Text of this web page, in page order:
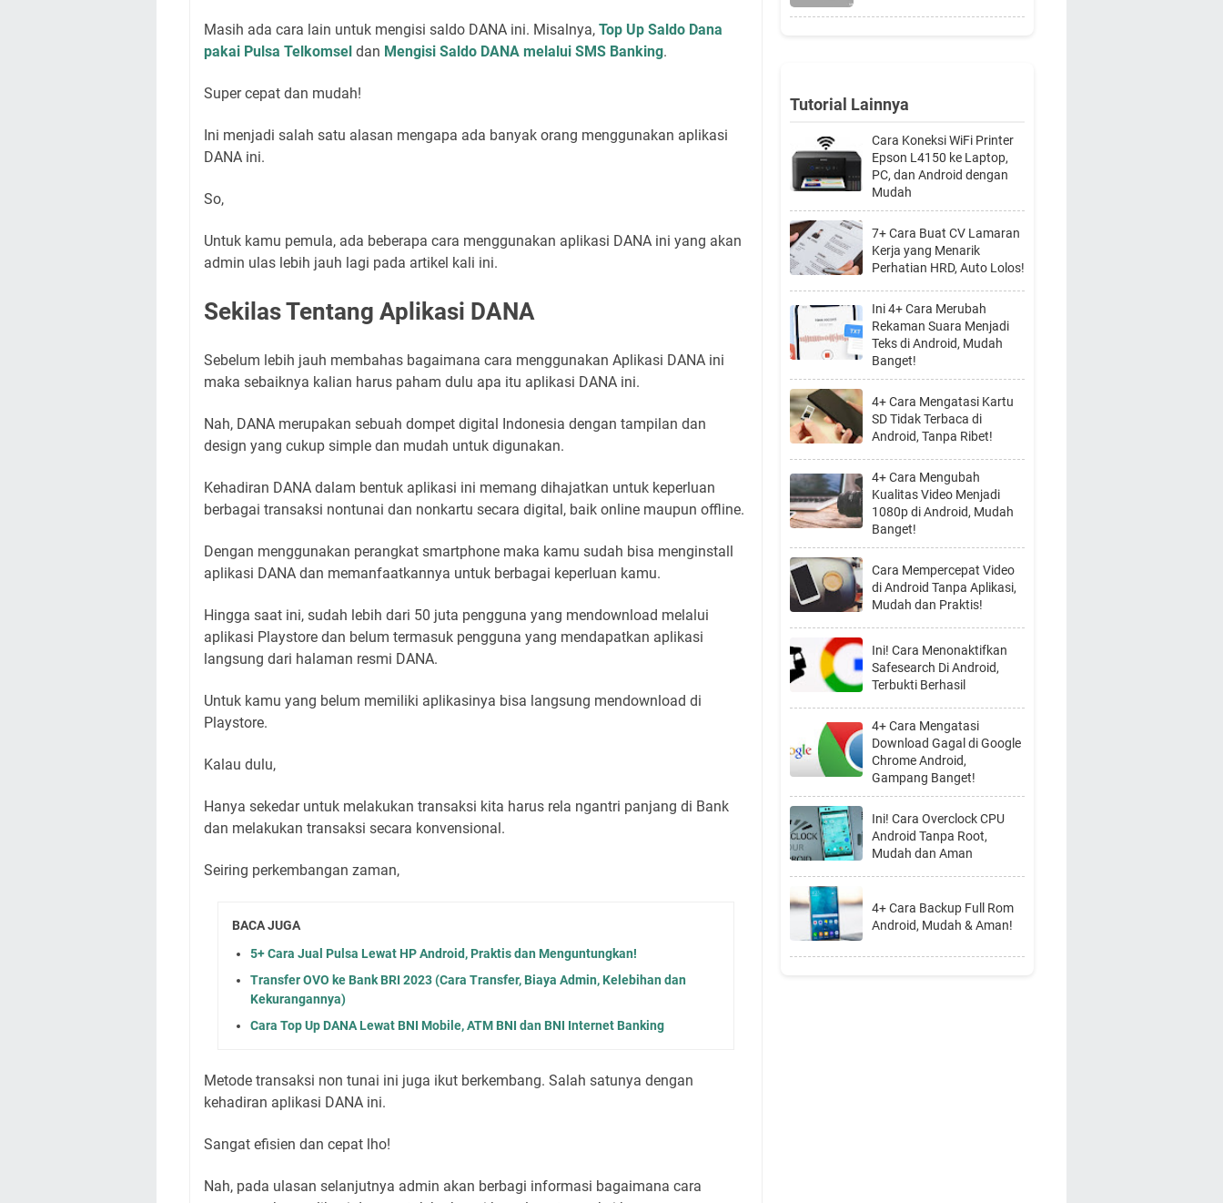
Masih ada cara lain untuk mengisi saldo DANA ini. Misalnya, Top Up Saldo Dana
pakai Pulsa Telkomsel dan Mengisi Saldo DANA melalui SMS Banking.
Super cepat dan mudah!
Ini menjadi salah satu alasan mengapa ada banyak orang menggunakan aplikasi
DANA ini.
So,
Untuk kamu pemula, ada beberapa cara menggunakan aplikasi DANA ini yang akan
admin ulas lebih jauh lagi pada artikel kali ini.
Sekilas Tentang Aplikasi DANA
Sebelum lebih jauh membahas bagaimana cara menggunakan Aplikasi DANA ini
maka sebaiknya kalian harus paham dulu apa itu aplikasi DANA ini.
Nah, DANA merupakan sebuah dompet digital Indonesia dengan tampilan dan
design yang cukup simple dan mudah untuk digunakan.
Kehadiran DANA dalam bentuk aplikasi ini memang dihajatkan untuk keperluan
berbagai transaksi nontunai dan nonkartu secara digital, baik online maupun offline.
Dengan menggunakan perangkat smartphone maka kamu sudah bisa menginstall
aplikasi DANA dan memanfaatkannya untuk berbagai keperluan kamu.
Hingga saat ini, sudah lebih dari 50 juta pengguna yang mendownload melalui
aplikasi Playstore dan belum termasuk pengguna yang mendapatkan aplikasi
langsung dari halaman resmi DANA.
Untuk kamu yang belum memiliki aplikasinya bisa langsung mendownload di
Playstore.
Kalau dulu,
Hanya sekedar untuk melakukan transaksi kita harus rela ngantri panjang di Bank
dan melakukan transaksi secara konvensional.
Seiring perkembangan zaman,
BACA JUGA
5+ Cara Jual Pulsa Lewat HP Android, Praktis dan Menguntungkan!
Transfer OVO ke Bank BRI 2023 (Cara Transfer, Biaya Admin, Kelebihan dan
Kekurangannya)
Cara Top Up DANA Lewat BNI Mobile, ATM BNI dan BNI Internet Banking
Metode transaksi non tunai ini juga ikut berkembang. Salah satunya dengan
kehadiran aplikasi DANA ini.
Sangat efisien dan cepat lho!
Nah, pada ulasan selanjutnya admin akan berbagi informasi bagaimana cara
Tutorial Lainnya
Cara Koneksi WiFi Printer
Epson L4150 ke Laptop,
PC, dan Android dengan
Mudah
7+ Cara Buat CV Lamaran
Kerja yang Menarik
Perhatian HRD, Auto Lolos!
Ini 4+ Cara Merubah
Rekaman Suara Menjadi
Teks di Android, Mudah
Banget!
4+ Cara Mengatasi Kartu
SD Tidak Terbaca di
Android, Tanpa Ribet!
4+ Cara Mengubah
Kualitas Video Menjadi
1080p di Android, Mudah
Banget!
Cara Mempercepat Video
di Android Tanpa Aplikasi,
Mudah dan Praktis!
Ini! Cara Menonaktifkan
Safesearch Di Android,
Terbukti Berhasil
4+ Cara Mengatasi
Download Gagal di Google
Chrome Android,
Gampang Banget!
Ini! Cara Overclock CPU
Android Tanpa Root,
Mudah dan Aman
4+ Cara Backup Full Rom
Android, Mudah & Aman!